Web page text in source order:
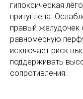
гипоксическая
притуплена.
правый желудочек
равномерную
исключает риск
поддерживать
сопротивления.